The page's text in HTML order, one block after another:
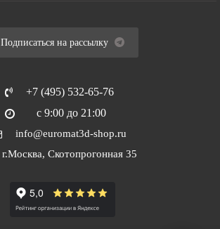
Подписаться на рассылку
+7 (495) 532-65-76
с 9:00 до 21:00
info@euromat3d-shop.ru
г.Москва, Скотопрогонная 35